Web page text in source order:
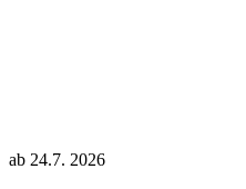
ab 24.7. 2026